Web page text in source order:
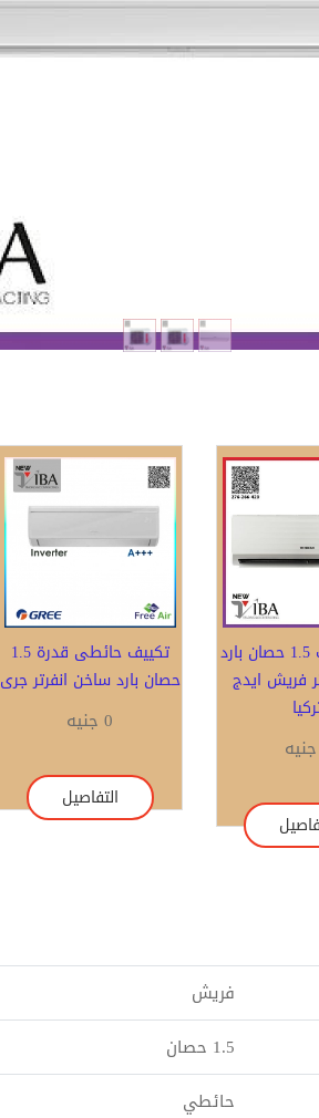
جهاز تكييف 1.5 حصان بارد
فريش ايدج
تكييف حائطى قدرة 1.5
حصان بارد ساخن انفرتر جرى
0 جنيه
التفاصيل
فريش
1.5 حصان
حائطي